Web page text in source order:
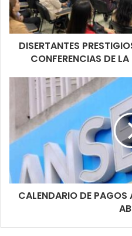
derechos y garantías que lo
en celdas a disposición de la
DISERTANTES
CONFERENCIAS DE
CALENDARIO DE PAGOS